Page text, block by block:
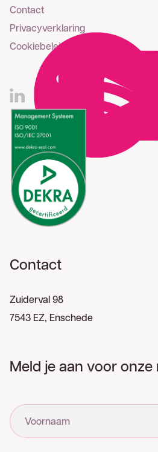
Contact
Privacyverklaring
Cookiebeleid
Contact
Zuiderval 98
7543 EZ, Enschede
Meld je aan voor
Voornaam